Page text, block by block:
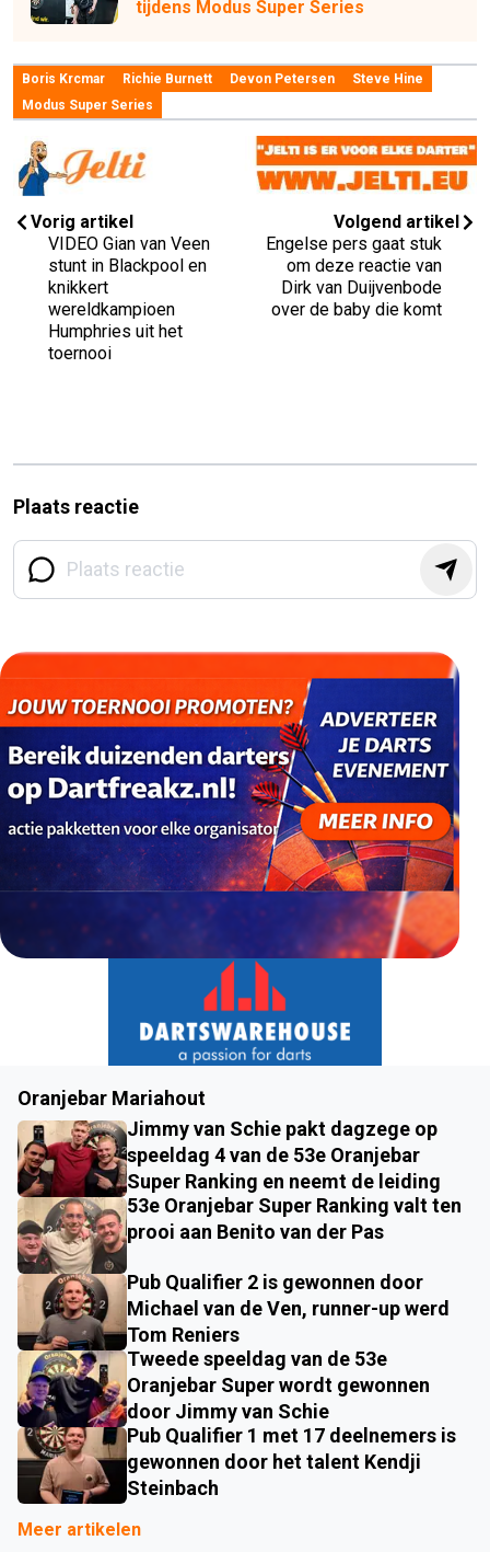
tijdens Modus Super Series
Boris Krcmar Richie Burnett Devon Petersen
Steve Hine
Modus Super Series
Vorig artikel
VIDEO Gian van Veen
stunt in Blackpool en
knikkert
wereldkampioen
Humphries uit het
toernooi
Volgend artikel
Engelse pers gaat stuk
om deze reactie van
Dirk van Duijvenbode
over de baby die komt
Plaats reactie
Oranjebar Mariahout
Jimmy van Schie pakt dagzege op
speeldag 4 van de 53e Oranjebar
Super Ranking en neemt de leiding
53e Oranjebar Super Ranking valt ten
prooi aan Benito van der Pas
Pub Qualifier 2 is gewonnen door
Michael van de Ven, runner-up werd
Tom Reniers
Tweede speeldag van de 53e
Oranjebar Super wordt gewonnen
door Jimmy van Schie
Pub Qualifier 1 met 17 deelnemers is
gewonnen door het talent Kendji
Steinbach
Meer artikelen